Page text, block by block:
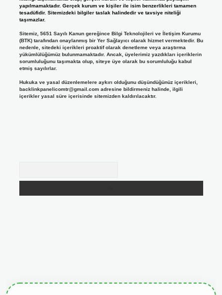
yapılmamaktadır. Gerçek kurum ve kişiler ile isim benzerlikleri tamamen
tesadüfidir. Sitemizdeki bilgiler taslak halindedir ve tavsiye niteliği
taşımazlar.
Sitemiz, 5651 Sayılı Kanun gereğince Bilgi Teknolojileri ve İletişim Kurumu
(BTK) tarafından onaylanmış bir Yer Sağlayıcı olarak hizmet vermektedir. Bu
nedenle, sitedeki içerikleri proaktif olarak denetleme veya araştırma
yükümlülüğümüz bulunmamaktadır. Ancak, üyelerimiz yazdıkları içeriklerin
sorumluluğunu taşımakta olup, siteye üye olarak bu sorumluluğu kabul
etmiş sayılırlar.
Hukuka ve yasal düzenlemelere aykırı olduğunu düşündüğünüz içerikleri,
backlinkpanelicomtr@gmail.comadresine bildirmeniz halinde, ilgili
içerikler yasal süre içerisinde sitemizden kaldırılacaktır.